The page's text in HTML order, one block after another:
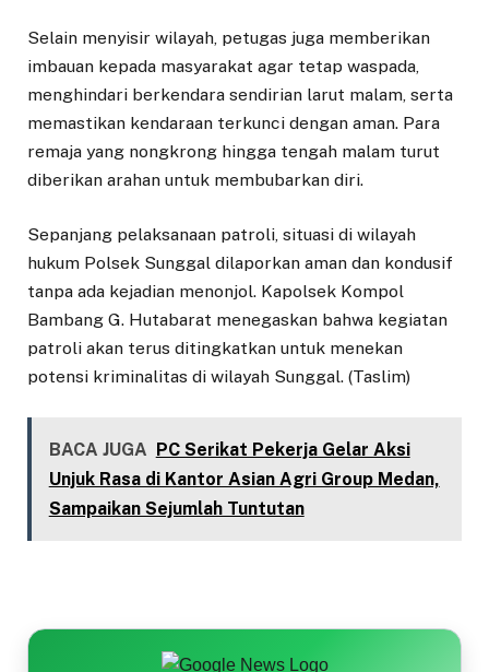
Selain menyisir wilayah, petugas juga memberikan
imbauan kepada masyarakat agar tetap waspada,
menghindari berkendara sendirian larut malam, serta
memastikan kendaraan terkunci dengan aman. Para
remaja yang nongkrong hingga tengah malam turut
diberikan arahan untuk membubarkan diri.
Sepanjang pelaksanaan patroli, situasi di wilayah
hukum Polsek Sunggal dilaporkan aman dan kondusif
tanpa ada kejadian menonjol. Kapolsek Kompol
Bambang G. Hutabarat menegaskan bahwa kegiatan
patroli akan terus ditingkatkan untuk menekan
potensi kriminalitas di wilayah Sunggal. (Taslim)
BACA JUGA PC Serikat Pekerja Gelar Aksi
Unjuk Rasa di Kantor Asian Agri Group Medan,
Sampaikan Sejumlah Tuntutan